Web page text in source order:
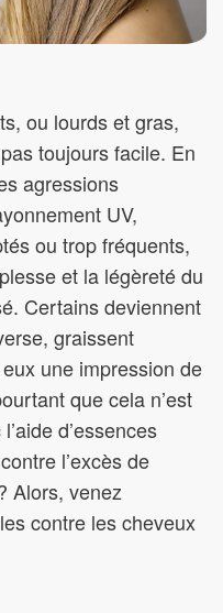
ou lourds et gras,
toujours facile. En
agressions
UV,
ou trop fréquents,
et la légèreté du
Certains deviennent
graissent
une impression de
que cela n’est
d’essences
l’excès de
Alors, venez
contre les cheveux